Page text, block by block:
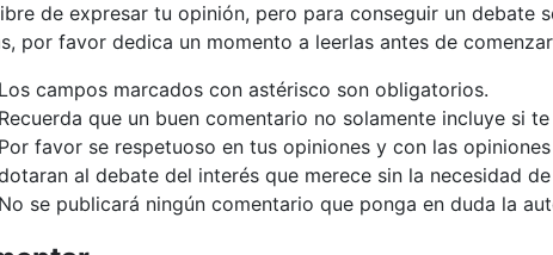
de expresar tu opinión, pero para conseguir un debate
por favor dedica un momento a leerlas antes de
Los campos marcados con astérisco son obligatorios.
Recuerda que un buen comentario no solamente incluye si
Por favor se respetuoso en tus opiniones y con las
al debate del interés que merece sin la necesidad
No se publicará ningún comentario que ponga en duda la